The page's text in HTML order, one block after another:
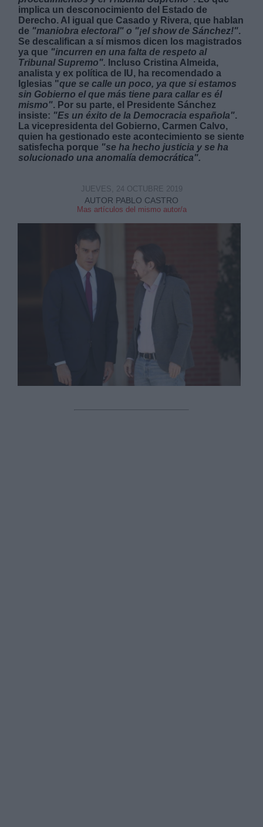
implica un desconocimiento del Estado de
Derecho. Al igual que Casado y Rivera, que hablan
de "maniobra electoral" o "¡el show de Sánchez!".
Se descalifican a sí mismos dicen los magistrados
ya que "incurren en una falta de respeto al
Tribunal Supremo". Incluso Cristina Almeida,
analista y ex política de IU, ha recomendado a
Iglesias "que se calle un poco, ya que si estamos
sin Gobierno el que más tiene para callar es él
mismo". Por su parte, el Presidente Sánchez
insiste: "Es un éxito de la Democracia española".
La vicepresidenta del Gobierno, Carmen Calvo,
quien ha gestionado este acontecimiento se siente
satisfecha porque "se ha hecho justicia y se ha
solucionado una anomalía democrática".
AUTOR PABLO CASTRO
Mas artículos del mismo autor/a
JUEVES, 24 OCTUBRE 2019